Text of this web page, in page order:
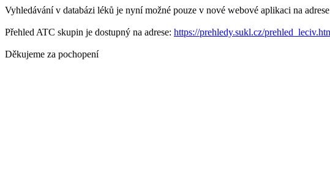
Vyhledávání v databázi léků je nyní možné pouze v nové webové aplikaci na
Přehled ATC skupin je dostupný na adrese: https://prehledy.sukl.cz/
Děkujeme za pochopení